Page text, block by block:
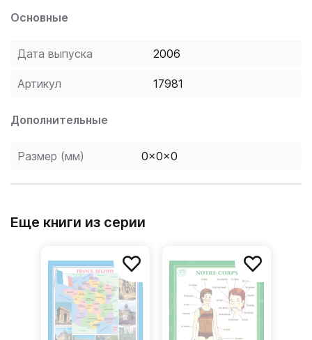
Основные
Дата выпуска 2006
Артикул 17981
Дополнительные
Размер (мм) 0x0x0
Еще книги из серии